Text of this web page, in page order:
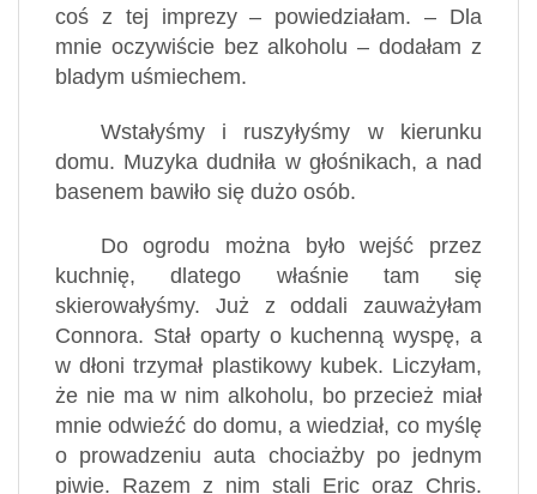
coś z tej imprezy – powiedziałam. – Dla
mnie oczywiście bez alkoholu – dodałam z
bladym uśmiechem.
Wstałyśmy i ruszyłyśmy w kierunku
domu. Muzyka dudniła w głośnikach, a nad
basenem bawiło się dużo osób.
Do ogrodu można było wejść przez
kuchnię, dlatego właśnie tam się
skierowałyśmy. Już z oddali zauważyłam
Connora. Stał oparty o kuchenną wyspę, a
w dłoni trzymał plastikowy kubek. Liczyłam,
że nie ma w nim alkoholu, bo przecież miał
mnie odwieźć do domu, a wiedział, co myślę
o prowadzeniu auta chociażby po jednym
piwie. Razem z nim stali Eric oraz Chris.